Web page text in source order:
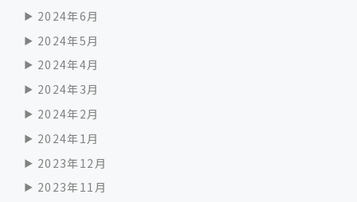
2024年6月
2024年5月
2024年4月
2024年3月
2024年2月
2024年1月
2023年12月
2023年11月